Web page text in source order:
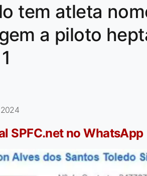
tem atleta
a piloto
SPFC.net no WhatsApp